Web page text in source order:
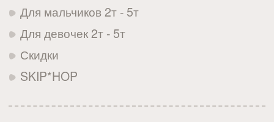
Для мальчиков 2т - 5т
Для девочек 2т - 5т
Скидки
SKIP*HOP